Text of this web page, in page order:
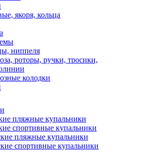
якоря, кольца
ниппеля
роторы, ручки, тросики,
колодки
пляжные купальники
спортивные купальники
пляжные купальники
спортивные купальники